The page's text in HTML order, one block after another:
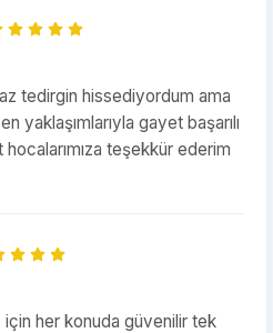
tedirgin hissediyordum ama
yaklaşımlarıyla gayet başarılı
teşekkür ederim
için her konuda güvenilir tek